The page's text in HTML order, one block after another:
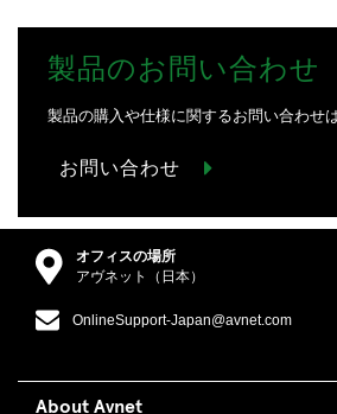
製品のお問い合わせ
製品の購入や仕様に関するお問い合わせ
お問い合わせ
オフィスの場所
アヴネット（日本）
OnlineSupport-Japan@avnet.com
About Avnet